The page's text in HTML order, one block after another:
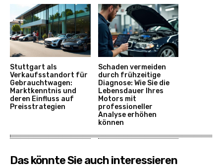
Stuttgart als
Verkaufsstandort für
Gebrauchtwagen:
Marktkenntnis und
deren Einfluss auf
Preisstrategien
Schaden vermeiden
durch frühzeitige
Diagnose: Wie Sie die
Lebensdauer Ihres
Motors mit
professioneller
Analyse erhöhen
können
Das könnte Sie auch interessieren